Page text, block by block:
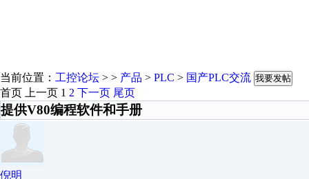
当前位置： 工控论坛 > > 产品 > PLC > 国产PLC交流 我要发帖
首页 上一页 1 2 下一页 尾页
提供V80编程软件和手册
倪明